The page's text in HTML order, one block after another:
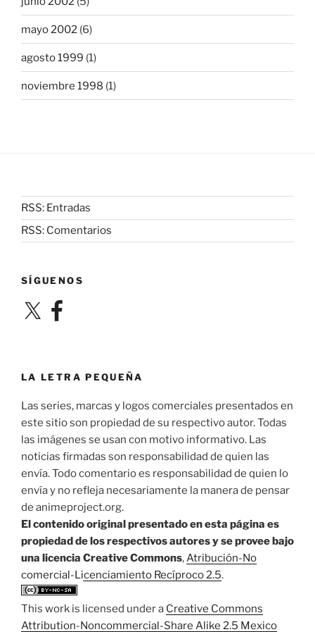
mayo 2002 (6)
agosto 1999 (1)
noviembre 1998 (1)
RSS: Entradas
RSS: Comentarios
SÍGUENOS
X Facebook
LA LETRA PEQUEÑA
Las series, marcas y logos comerciales presentados en
este sitio son propiedad de su respectivo autor. Todas
las imágenes se usan con motivo informativo. Las
noticias firmadas son responsabilidad de quien las
envía. Todo comentario es responsabilidad de quien lo
envía y no refleja necesariamente la manera de pensar
de animeproject.org.
El contenido original presentado en esta página es
propiedad de los respectivos autores y se provee bajo
una licencia Creative Commons,Atribución-No
comercial-Licenciamiento Recíproco 2.5.
This work is licensed under a Creative Commons
Attribution-Noncommercial-Share Alike 2.5 Mexico